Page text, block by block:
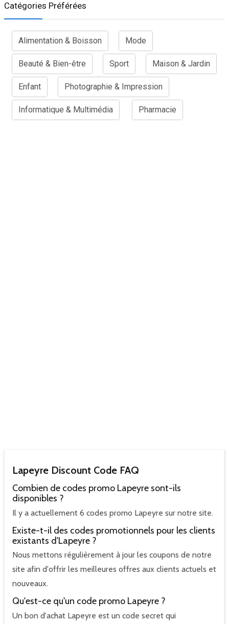
Catégories Préférées
Alimentation & Boisson Mode
Beauté & Bien-être Sport Maison & Jardin
Enfant Photographie & Impression
Informatique & Multimédia Pharmacie
Lapeyre Discount Code FAQ
Combien de codes promo Lapeyre sont-ils
disponibles ?
Il y a actuellement 6 codes promo Lapeyre sur notre site.
Existe-t-il des codes promotionnels pour les clients
existants d'Lapeyre ?
Nous mettons régulièrement à jour les coupons de notre
site afin d'offrir les meilleures offres aux clients actuels et
nouveaux.
Qu'est-ce qu'un code promo Lapeyre ?
Un bon d'achat Lapeyre est un code secret qui